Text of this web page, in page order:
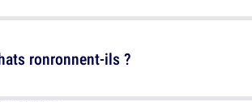
ronronnent-ils ?